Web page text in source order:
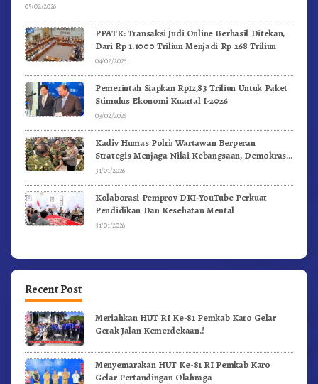
05/02/2026
PPATK: Transaksi Judi Online Berhasil Ditekan,
Dari Rp 1.1000 Triliun Menjadi Rp 268 Triliun
04/02/2026
Pemerintah Siapkan Rp12,83 Triliun Untuk Paket
Stimulus Ekonomi Kuartal I-2026
03/02/2026
Kadiv Humas Polri: Wartawan Berperan
Strategis Menjaga Nilai Kebangsaan, Demokrasi,
dan NKRI
31/01/2026
Kolaborasi Pemprov DKI-YouTube Perkuat
Pendidikan Dan Kesehatan Mental
31/01/2026
Recent Post
Meriahkan HUT RI Ke-81 Pemkab Karo Gelar
Gerak Jalan Kemerdekaan.!
Menyemarakan HUT Ke-81 RI Pemkab Karo
Gelar Pertandingan Olahraga